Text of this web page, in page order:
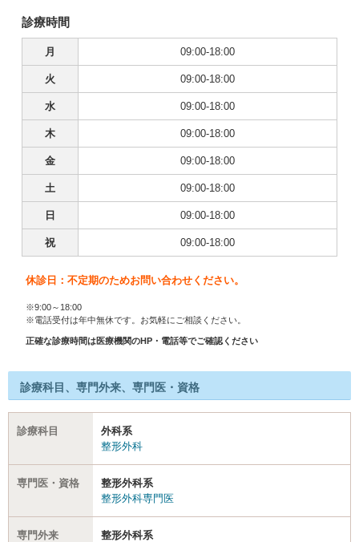
診療時間
月 09:00-18:00
火 09:00-18:00
水 09:00-18:00
木 09:00-18:00
金 09:00-18:00
土 09:00-18:00
日 09:00-18:00
祝 09:00-18:00
休診日：不定期のためお問い合わせください。
※9:00～18:00
※電話受付は年中無休です。お気軽にご相談ください。
正確な診療時間は医療機関のHP・電話等でご確認ください
診療科目、専門外来、専門医・資格
診療科目
外科系
整形外科
専門医・資格
整形外科系
整形外科専門医
専門外来
整形外科系